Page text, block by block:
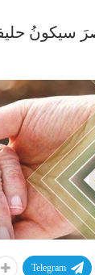
سيكونُ
Telegram